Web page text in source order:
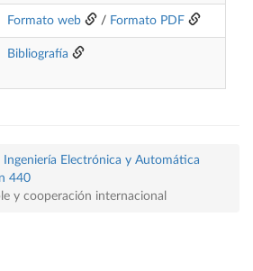
Formato web / Formato PDF
Bibliografía
Ingeniería Electrónica y Automática
440
y cooperación internacional